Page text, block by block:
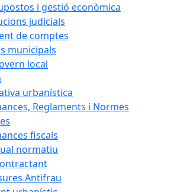
i gestió econòmica
judicials
de comptes
municipals
local
urbanística
Reglaments i Normes
fiscals
normatiu
Antifrau